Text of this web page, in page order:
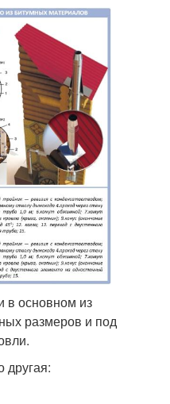
в основном из
размеров и под
другая: